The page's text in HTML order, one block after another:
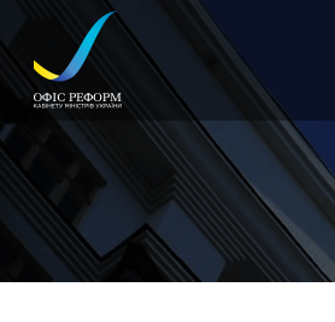
до
основного
матеріалу